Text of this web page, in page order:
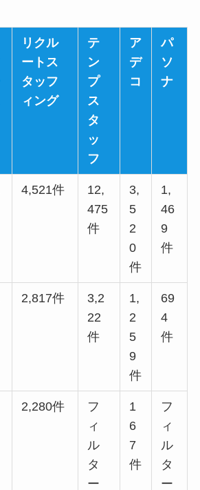
リクル
ートス
タッフ
ィング
テ
ン
プ
ス
タ
ッ
フ
ア
デ
コ
パ
ソ
ナ
4,521件
12,
475
件
3,
5
2
0
件
1,
46
9
件
2,817件
3,2
22
件
1,
2
5
9
件
69
4
件
2,280件
フ
ィ
ル
タ
ー
1
6
7
件
フ
ィ
ル
タ
ー